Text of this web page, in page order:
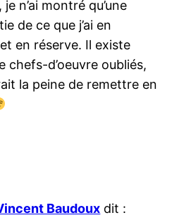
n’ai montré qu’une
de ce que j’ai en
en réserve. Il existe
chefs-d’oeuvre oubliés,
la peine de remettre en
Baudoux dit :